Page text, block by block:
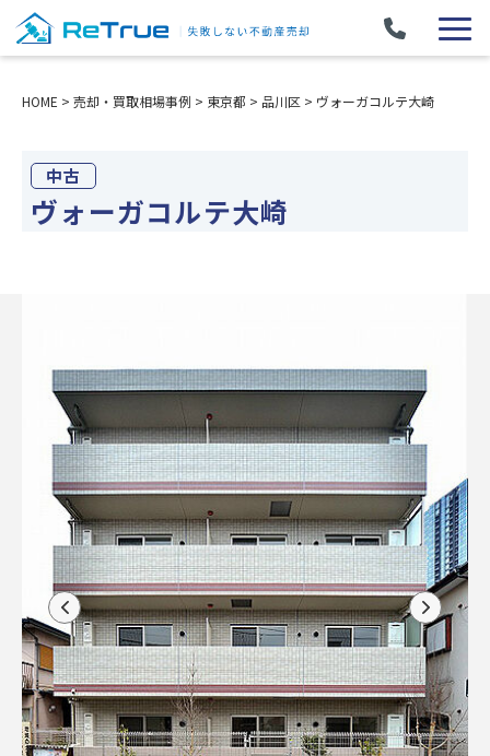
HOME > 売却・買取相場事例 > 東京都 > 品川区 > ヴォーガコルテ大崎
中古
ヴォーガコルテ大崎